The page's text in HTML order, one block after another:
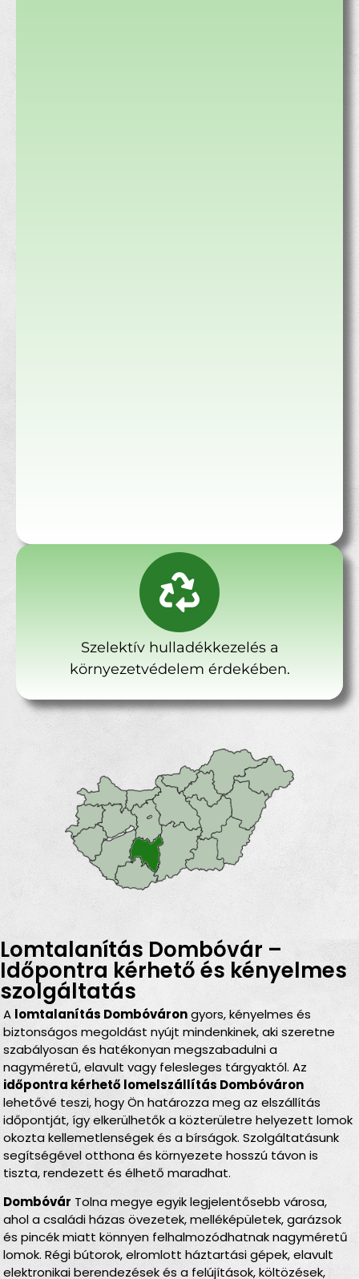
Szelektív hulladékkezelés a
környezetvédelem érdekében.
Lomtalanítás Dombóvár –
Időpontra kérhető és kényelmes
szolgáltatás
A lomtalanítás Dombóvárongyors, kényelmes és
biztonságos megoldást nyújt mindenkinek, aki szeretne
szabályosan és hatékonyan megszabadulni a
nagyméretű, elavult vagy felesleges tárgyaktól. Az
időpontra kérhető lomelszállítás Dombóváron
lehetővé teszi, hogy Ön határozza meg az elszállítás
időpontját, így elkerülhetők a közterületre helyezett lomok
okozta kellemetlenségek és a bírságok. Szolgáltatásunk
segítségével otthona és környezete hosszú távon is
tiszta, rendezett és élhető maradhat.
Dombóvár Tolna megye egyik legjelentősebb városa,
ahol a családi házas övezetek, melléképületek, garázsok
és pincék miatt könnyen felhalmozódhatnak nagyméretű
lomok. Régi bútorok, elromlott háztartási gépek, elavult
elektronikai berendezések és a felújítások, költözések,